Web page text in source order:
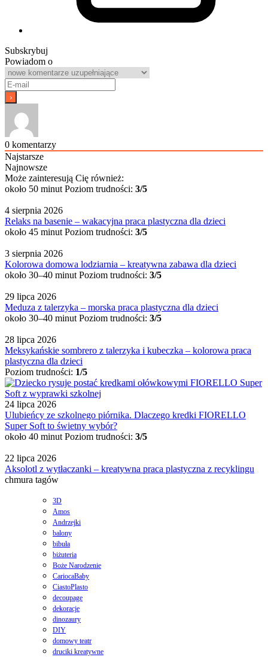
Subskrybuj
Powiadom o
0 komentarzy
Najstarsze
Najnowsze
Może zainteresują Cię również:
około 50 minut Poziom trudności: 3/5
4 sierpnia 2026
Relaks na basenie – wakacyjna praca plastyczna dla dzieci
około 45 minut Poziom trudności: 3/5
3 sierpnia 2026
Kolorowa domowa lodziarnia – kreatywna zabawa dla dzieci
około 30–40 minut Poziom trudności: 3/5
29 lipca 2026
Meduza z talerzyka – morska praca plastyczna dla dzieci
około 30–40 minut Poziom trudności: 3/5
28 lipca 2026
Meksykańskie sombrero z talerzyka i kubeczka – kolorowa praca
plastyczna dla dzieci
Poziom trudności: 1/5
24 lipca 2026
Ulubieńcy ze szkolnego piórnika. Dlaczego kredki FIORELLO
Super Soft to świetny wybór?
około 40 minut Poziom trudności: 3/5
22 lipca 2026
Aksolotl z wytłaczanki – kreatywna praca plastyczna z recyklingu
chmura tagów
3D
Amos
Andrzejki
balony
bibuła
biżuteria
Boże Narodzenie
CariocaBaby
CiastoPlasto
decoupage
dekoracje
dinozaury
DIY
domowy teatr
druciki kreatywne